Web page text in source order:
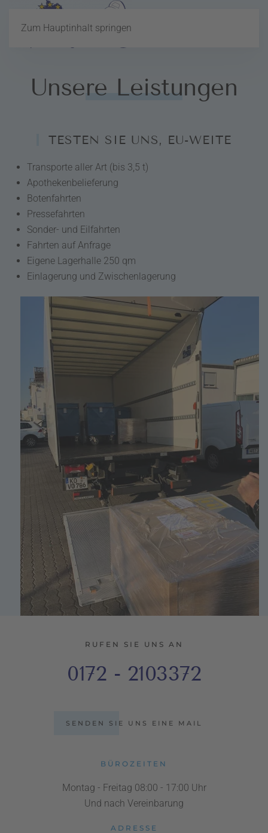
Zum Hauptinhalt springen
Unsere Leistungen
TESTEN SIE UNS, EU-WEITE
Transporte aller Art (bis 3,5 t)
Apothekenbelieferung
Botenfahrten
Pressefahrten
Sonder- und Eilfahrten
Fahrten auf Anfrage
Eigene Lagerhalle 250 qm
Einlagerung und Zwischenlagerung
RUFEN SIE UNS AN
0172 - 2103372
SENDEN SIE UNS EINE MAIL
BÜROZEITEN
Montag - Freitag 08:00 - 17:00 Uhr
Und nach Vereinbarung
ADRESSE